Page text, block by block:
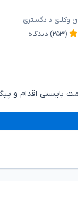
وکلای دادگستری
(۲۵۳) دیدگاه
بایستی اقدام و